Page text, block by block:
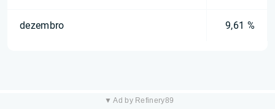
dezembro 9,61 %
▼ Ad by Refinery89